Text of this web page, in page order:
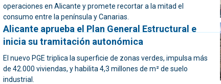
operaciones en Alicante y promete recortar a la mitad el
consumo entre la península y Canarias.
Alicante aprueba el Plan General Estructural e
inicia su tramitación autonómica
El nuevo PGE triplica la superficie de zonas verdes, impulsa más
de 42.000 viviendas, y habilita 4,3 millones de m² de suelo
industrial.